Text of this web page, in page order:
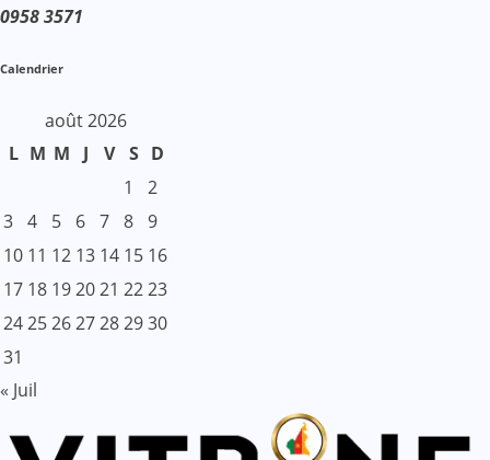
0958 3571
Calendrier
août 2026
L M M J V S D
1
2
3 4 5 6 7 8 9
10 11 12 13 14 15 16
17 18 192021 2223
24252627282930
31
« Juil